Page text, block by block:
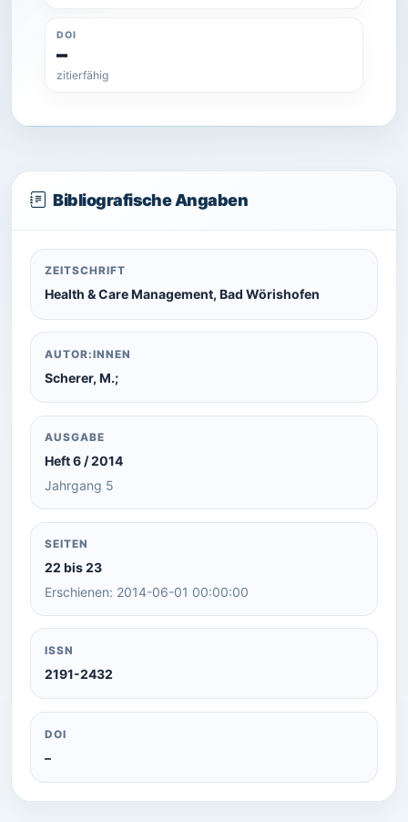
DOI
–
zitierfähig
Bibliografische Angaben
ZEITSCHRIFT
Health & Care Management, Bad Wörishofen
AUTOR:INNEN
Scherer, M.;
AUSGABE
Heft 6 / 2014
Jahrgang 5
SEITEN
22 bis 23
Erschienen: 2014-06-01 00:00:00
ISSN
2191-2432
DOI
–